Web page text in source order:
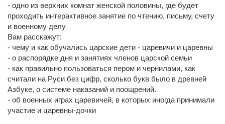
- одно из верхних комнат женской половины, где будет
проходить интерактивное занятие по чтению, письму, счету
и военному делу
Вам расскажут:
- чему и как обучались царские дети - царевичи и царевны
- о распорядке дня и занятиях членов царской семьи
- как правильно пользоваться пером и чернилами, как
считали на Руси без цифр, сколько букв было в древней
Азбуке, о системе наказаний и поощрений.
- об военных играх царевичей, в которых иногда принимали
участие и царевны-дочки